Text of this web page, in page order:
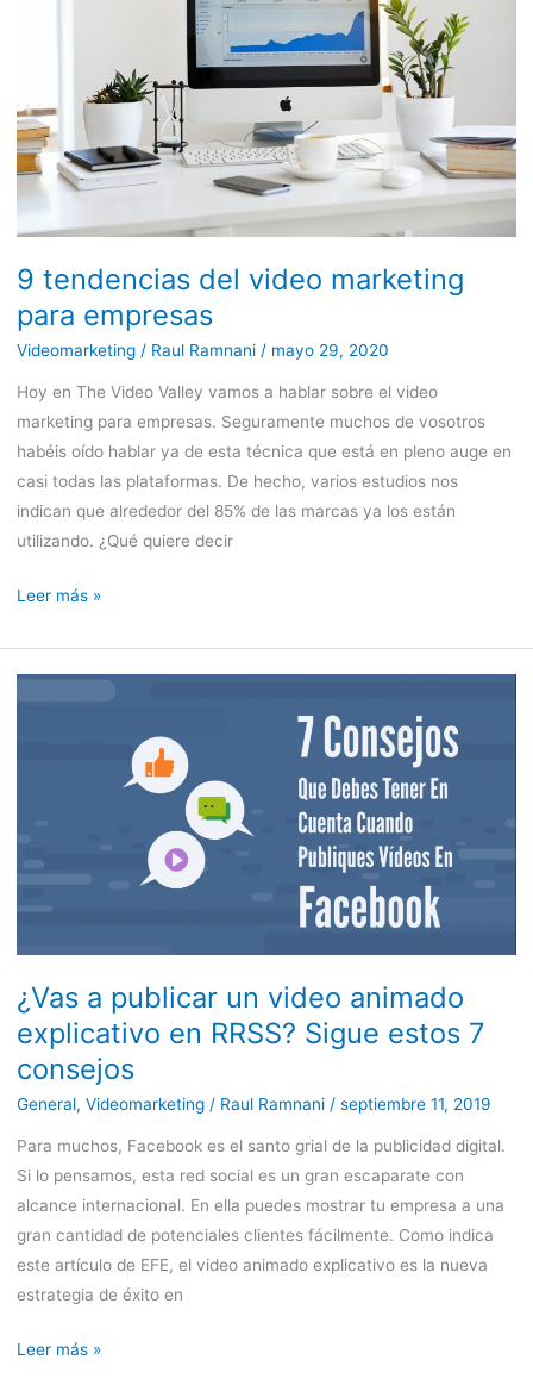
9 tendencias del video marketing
para empresas
Videomarketing/ Raul Ramnani / mayo 29, 2020
Hoy en The Video Valley vamos a hablar sobre el video
marketing para empresas. Seguramente muchos de vosotros
habéis oído hablar ya de esta técnica que está en pleno auge en
casi todas las plataformas. De hecho, varios estudios nos
indican que alrededor del 85% de las marcas ya los están
utilizando. ¿Qué quiere decir
empresas
Leer más »
¿Vas a publicar un video animado
explicativo en RRSS? Sigue estos 7
consejos
General, Videomarketing/ Raul Ramnani / septiembre 11, 2019
Para muchos, Facebook es el santo grial de la publicidad digital.
Si lo pensamos, esta red social es un gran escaparate con
alcance internacional. En ella puedes mostrar tu empresa a una
gran cantidad de potenciales clientes fácilmente. Como indica
este artículo de EFE, el video animado explicativo es la nueva
estrategia de éxito en
explicativo
Sigue
estos
7
consejos
Leer más »